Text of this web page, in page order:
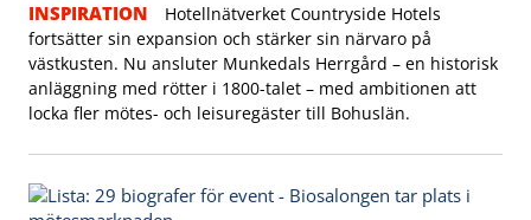
INSPIRATION
Hotellnätverket Countryside Hotels
fortsätter sin expansion och stärker sin närvaro på
västkusten. Nu ansluter Munkedals Herrgård – en historisk
anläggning med rötter i 1800-talet – med ambitionen att
locka fler mötes- och leisuregäster till Bohuslän.